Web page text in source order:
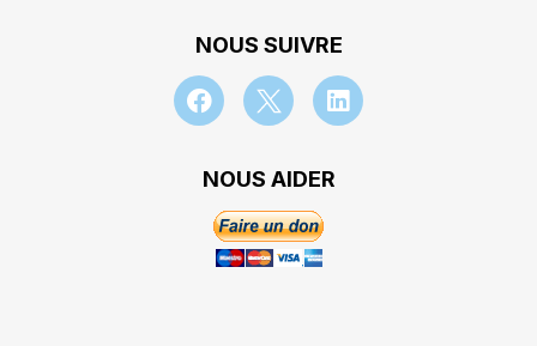
NOUS SUIVRE
NOUS AIDER